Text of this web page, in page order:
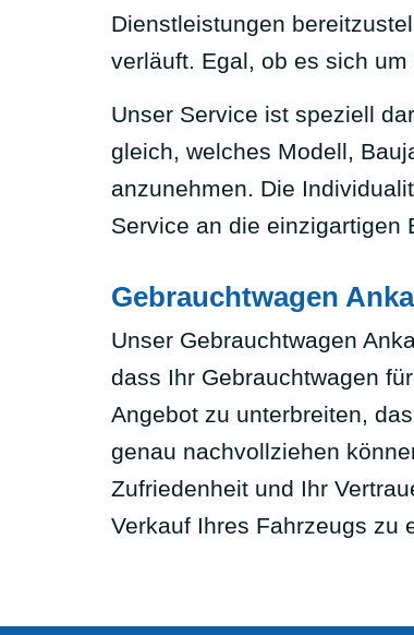
Dienstleistungen
verläuft. Egal, ob es sich
Unser Service ist speziell
gleich, welches Modell,
anzunehmen. Die
Service an die einzigartigen
Gebrauchtwagen
Unser Gebrauchtwagen
dass Ihr Gebrauchtwagen
Angebot zu unterbreiten,
genau nachvollziehen
Zufriedenheit und Ihr
Verkauf Ihres Fahrzeugs zu